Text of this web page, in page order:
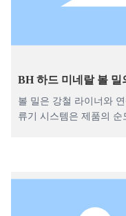
BH 하드 미네랄 볼 밀
볼 밀은 강철 라이너와
류기 시스템은 제품의